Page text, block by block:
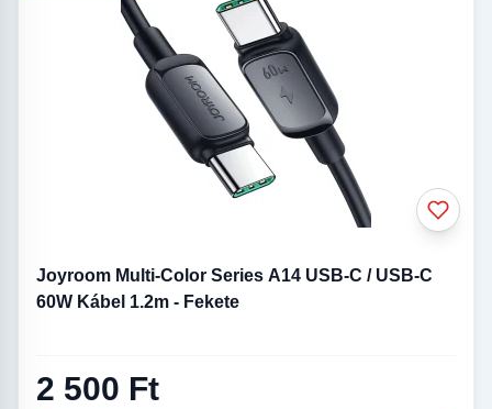
Joyroom Multi-Color Series A14 USB-C / USB-C
60W Kábel 1.2m - Fekete
2 500 Ft